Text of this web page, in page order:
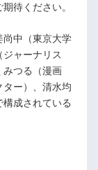
待ください。
尚中（東京大学
ャーナリス
みつる（漫画
ー）、清水均
構成されている